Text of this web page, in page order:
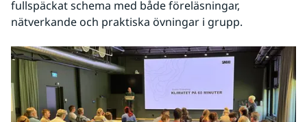
fullspäckat schema med både föreläsningar,
nätverkande och praktiska övningar i grupp.